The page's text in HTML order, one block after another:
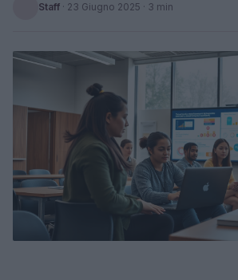
Staff · 23 Giugno 2025 · 3 min